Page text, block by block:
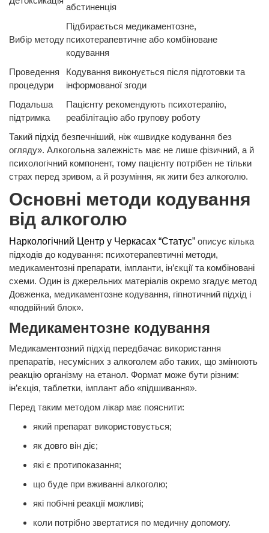
абстиненція
Вибір методу
Підбирається медикаментозне,
психотерапевтичне або комбіноване
кодування
Проведення
процедури
Кодування виконується після підготовки та
інформованої згоди
Подальша
підтримка
Пацієнту рекомендують психотерапію,
реабілітацію або групову роботу
Такий підхід безпечніший, ніж «швидке кодування без
огляду». Алкогольна залежність має не лише фізичний, а й
психологічний компонент, тому пацієнту потрібен не тільки
страх перед зривом, а й розуміння, як жити без алкоголю.
Основні методи кодування
від алкоголю
Наркологічний Центр у Черкасах “Статус” описує кілька
підходів до кодування: психотерапевтичні методи,
медикаментозні препарати, імпланти, ін’єкції та комбіновані
схеми. Один із джерельних матеріалів окремо згадує метод
Довженка, медикаментозне кодування, гіпнотичний підхід і
«подвійний блок».
Медикаментозне кодування
Медикаментозний підхід передбачає використання
препаратів, несумісних з алкоголем або таких, що змінюють
реакцію організму на етанол. Формат може бути різним:
ін’єкція, таблетки, імплант або «підшивання».
Перед таким методом лікар має пояснити:
який препарат використовується;
як довго він діє;
які є протипоказання;
що буде при вживанні алкоголю;
які побічні реакції можливі;
коли потрібно звертатися по медичну допомогу.